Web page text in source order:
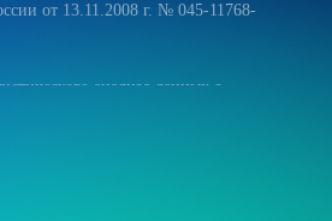
от 13.11.2008 г. № 045-11768-
анализа данных о